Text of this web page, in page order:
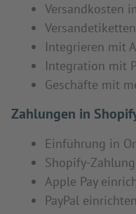
Versandkosten
Integrieren mit
Integration mit
Geschäfte mit
Zahlungen in
Einführung in
Shopify-
Apple Pay
PayPal einrichten